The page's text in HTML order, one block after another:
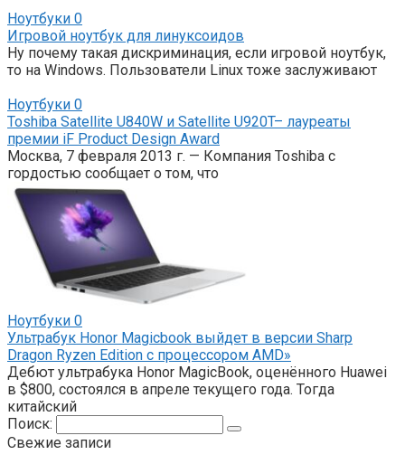
Ноутбуки 0
Игровой ноутбук для линуксоидов
Ну почему такая дискриминация, если игровой ноутбук,
то на Windows. Пользователи Linux тоже заслуживают
Ноутбуки 0
Toshiba Satellite U840W и Satellite U920T– лауреаты
премии iF Product Design Award
Москва, 7 февраля 2013 г. — Компания Toshiba с
гордостью сообщает о том, что
Ноутбуки 0
Ультрабук Honor Magicbook выйдет в версии Sharp
Dragon Ryzen Edition с процессором AMD»
Дебют ультрабука Honor MagicBook, оценённого Huawei
в $800, состоялся в апреле текущего года. Тогда
китайский
Поиск:
Свежие записи